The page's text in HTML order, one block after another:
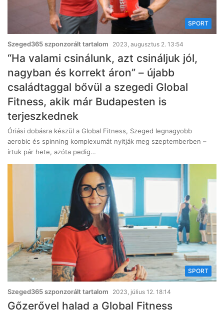
SPORT
Szeged365 szponzorált tartalom 2023, augusztus 2. 13:54
“Ha valami csinálunk, azt csináljuk jól,
nagyban és korrekt áron” – újabb
családtaggal bővül a szegedi Global
Fitness, akik már Budapesten is
terjeszkednek
Óriási dobásra készül a Global Fitness, Szeged legnagyobb
aerobic és spinning komplexumát nyitják meg szeptemberben –
írtuk pár hete, azóta pedig…
SPORT
Szeged365 szponzorált tartalom 2023, július 12. 18:14
Gőzerővel halad a Global Fitness